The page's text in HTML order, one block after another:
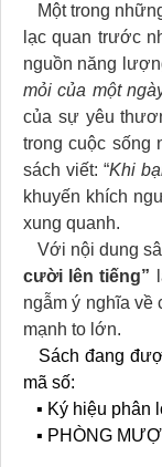
Một trong
lạc quan trước
nguồn năng
mỏi của một
của sự yêu
trong cuộc sống
sách viết: “Khi
khuyến khích
xung quanh.
Với nội dung
cười lên tiếng”
ngẫm ý nghĩa về
mạnh to lớn.
Sách đang
mã số:
▪ Ký hiệu phân
▪ PHÒNG